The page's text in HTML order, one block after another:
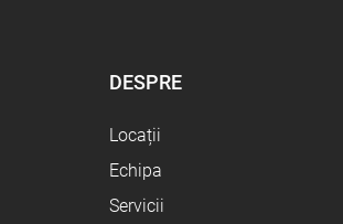
DESPRE
Locații
Echipa
Servicii